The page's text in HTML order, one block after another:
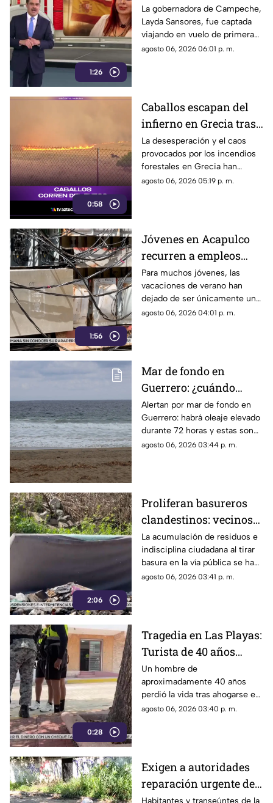
1:26
clase rumbo a España
junto a la directora del
DIF
La gobernadora de Campeche,
Layda Sansores, fue captada
viajando en vuelo de primera
clase con destino a España en
agosto 06, 2026 06:01 p. m.
0:58
Caballos escapan del
infierno en Grecia tras
cuatro días de
incendios
descontrolados
La desesperación y el caos
provocados por los incendios
forestales en Grecia han
dejado imágenes
agosto 06, 2026 05:19 p. m.
1:56
Jóvenes en Acapulco
recurren a empleos
temporales ante el
próximo ciclo escolar
Para muchos jóvenes, las
vacaciones de verano han
dejado de ser únicamente un
periodo de descanso y
agosto 06, 2026 04:01 p. m.
Mar de fondo en
Guerrero: ¿cuándo
llegará y qué zonas de
Acapulco serán
afectadas?
Alertan por mar de fondo en
Guerrero: habrá oleaje elevado
durante 72 horas y estas son
las zonas de Acapulco con
agosto 06, 2026 03:44 p. m.
2:06
Proliferan basureros
clandestinos: vecinos
exigen conciencia y
sanciones más
estrictas
La acumulación de residuos e
indisciplina ciudadana al tirar
basura en la vía pública se ha
consolidado como un grave
agosto 06, 2026 03:41 p. m.
0:28
Tragedia en Las Playas:
Turista de 40 años
mu3r3 ahogado en la
alberca de un hotel en
Acapulco
Un hombre de
aproximadamente 40 años
perdió la vida tras ahogarse en
la alberca de un hotel del
agosto 06, 2026 03:40 p. m.
Exigen a autoridades
reparación urgente de
alcantarilla en la